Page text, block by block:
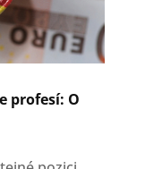
profesí: O